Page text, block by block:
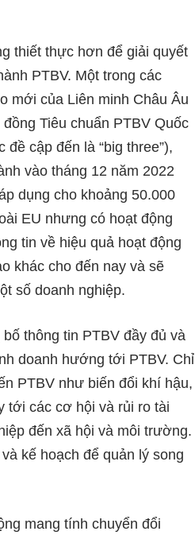
thiết thực hơn để giải quyết
PTBV. Một trong các
mới của Liên minh Châu Âu
Tiêu chuẩn PTBV Quốc
cập đến là “big three”),
vào tháng 12 năm 2022
dụng cho khoảng 50.000
EU nhưng có hoạt động
tin về hiệu quả hoạt động
khác cho đến nay và sẽ
số doanh nghiệp.
thông tin PTBV đầy đủ và
doanh hướng tới PTBV. Chỉ
PTBV như biến đổi khí hậu,
tới các cơ hội và rủi ro tài
đến xã hội và môi trường.
kế hoạch để quản lý song
mang tính chuyển đổi